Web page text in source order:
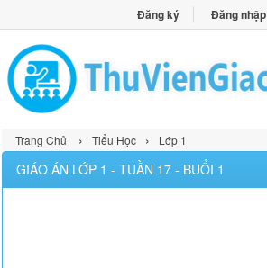
Đăng ký Đăng nhập
Trang Chủ › Tiểu Học › Lớp 1
GIÁO ÁN LỚP 1 - TUẦN 17 - BUỔI 1